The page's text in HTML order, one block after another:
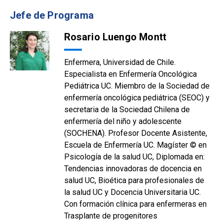
Jefe de Programa
Rosario Luengo Montt
Enfermera, Universidad de Chile.
Especialista en Enfermería Oncológica
Pediátrica UC. Miembro de la Sociedad de
enfermería oncológica pediátrica (SEOC) y
secretaria de la Sociedad Chilena de
enfermería del niño y adolescente
(SOCHENA). Profesor Docente Asistente,
Escuela de Enfermería UC. Magíster © en
Psicología de la salud UC, Diplomada en:
Tendencias innovadoras de docencia en
salud UC, Bioética para profesionales de
la salud UC y Docencia Universitaria UC.
Con formación clínica para enfermeras en
Trasplante de progenitores